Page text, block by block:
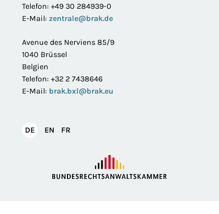
Telefon: +49 30 284939-0
E-Mail: zentrale@brak.de
Avenue des Nerviens 85/9
1040 Brüssel
Belgien
Telefon: +32 2 7438646
E-Mail: brak.bxl@brak.eu
DEDeutsch
EN English
FR